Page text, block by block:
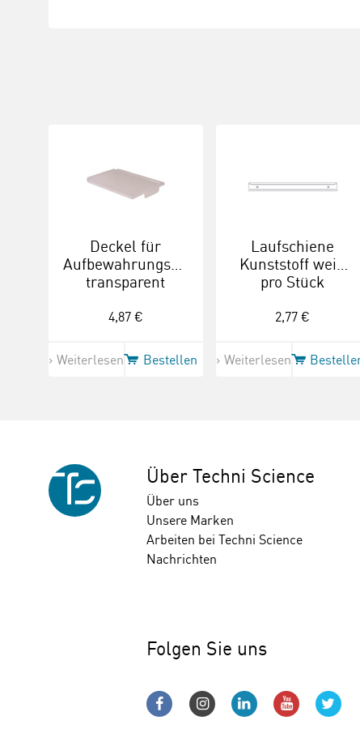
Deckel für
Aufbewahrungsboxen,
transparent
4,87 €
Weiterlesen Bestellen
Laufschiene
Kunststoff weiß
pro Stück
2,77 €
Weiterlesen
Über Techni Science
Über uns
Unsere Marken
Arbeiten bei Techni Science
Nachrichten
Folgen Sie uns